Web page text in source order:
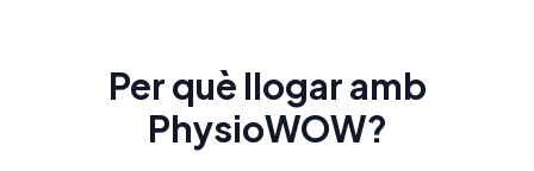
Per què llogar amb
PhysioWOW?